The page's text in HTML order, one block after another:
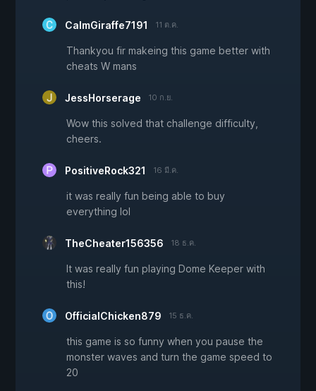
CalmGiraffe7191 11 ต.ค.
Thankyou fir makeing this game better with
cheats W mans
JessHorserage 10 ก.ย.
Wow this solved that challenge difficulty,
cheers.
PositiveRock321 16 มี.ค.
it was really fun being able to buy
everything lol
TheCheater156356 18 ธ.ค.
It was really fun playing Dome Keeper with
this!
OfficialChicken879 15 ธ.ค.
this game is so funny when you pause the
monster waves and turn the game speed to
20